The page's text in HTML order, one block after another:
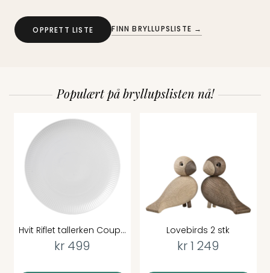
OPPRETT LISTE FINN BRYLLUPSLISTE →
Populært på bryllupslisten nå!
Hvit Riflet tallerken Coup...
kr 499
Lovebirds 2 stk
kr 1 249